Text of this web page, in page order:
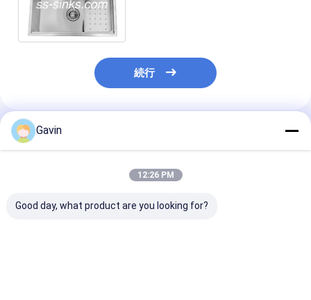
続行
推薦されたプロダクト
Gavin
12:26 PM
Good day, what product are you looking for?